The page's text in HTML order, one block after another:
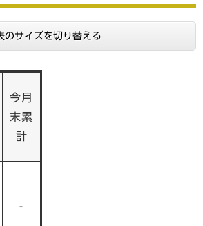
のサイズを切り替える
今月
末累
計
-